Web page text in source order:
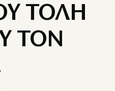
ΤΟΛΗ
ΤΟΝ